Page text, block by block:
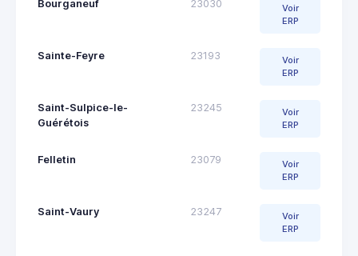
Bourganeuf 23030
Voir
ERP
Sainte-Feyre 23193
Voir
ERP
Saint-Sulpice-le-
Guérétois
23245
Voir
ERP
Felletin 23079
Voir
ERP
Saint-Vaury 23247
Voir
ERP